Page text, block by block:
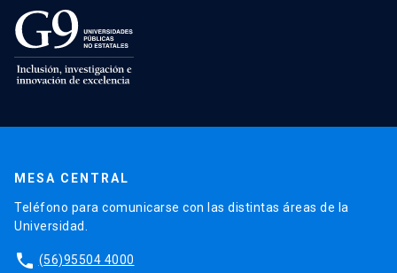
MESA CENTRAL
Teléfono para comunicarse con las distintas áreas de la
Universidad.
phone (56)95504 4000